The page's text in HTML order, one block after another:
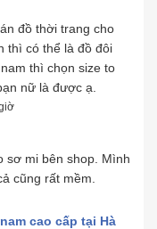
đồ thời trang cho
thì có thể là đồ đôi
thì chọn size to
nữ là được ạ.
sơ mi bên shop. Mình
cũng rất mềm.
cao cấp tại Hà